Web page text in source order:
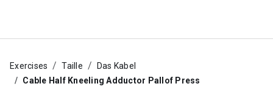
Exercises Taille
Das Kabel
Cable Half Kneeling Adductor Pallof Press